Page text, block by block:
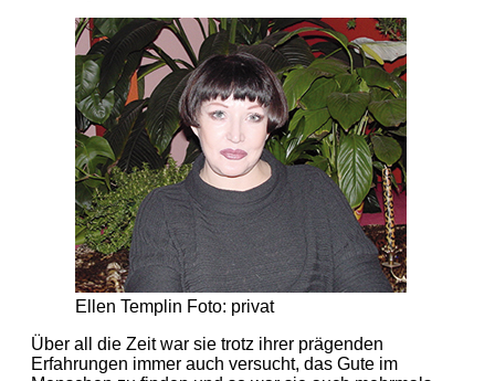
Ellen Templin Foto: privat
Über all die Zeit war sie trotz ihrer prägenden
Erfahrungen immer auch versucht, das Gute im